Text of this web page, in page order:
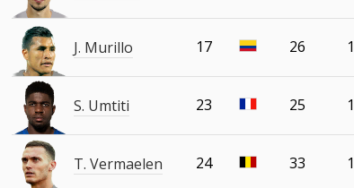
J. Murillo 17 26
S. Umtiti 23 25
T. Vermaelen 24 33